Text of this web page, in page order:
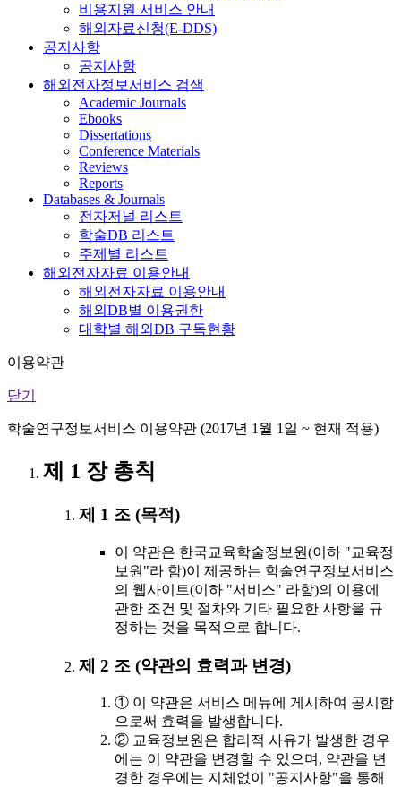
비용지원 서비스 안내
해외자료신청(E-DDS)
공지사항
공지사항
해외전자정보서비스 검색
Academic Journals
Ebooks
Dissertations
Conference Materials
Reviews
Reports
Databases & Journals
전자저널 리스트
학술DB 리스트
주제별 리스트
해외전자자료 이용안내
해외전자자료 이용안내
해외DB별 이용권한
대학별 해외DB 구독현황
이용약관
닫기
학술연구정보서비스 이용약관 (2017년 1월 1일 ~ 현재 적용)
제 1 장 총칙
제 1 조 (목적)
이 약관은 한국교육학술정보원(이하 "교육정
보원"라 함)이 제공하는 학술연구정보서비스
의 웹사이트(이하 "서비스" 라함)의 이용에
관한 조건 및 절차와 기타 필요한 사항을 규
정하는 것을 목적으로 합니다.
제 2 조 (약관의 효력과 변경)
① 이 약관은 서비스 메뉴에 게시하여 공시함
으로써 효력을 발생합니다.
② 교육정보원은 합리적 사유가 발생한 경우
에는 이 약관을 변경할 수 있으며, 약관을 변
경한 경우에는 지체없이 "공지사항"을 통해